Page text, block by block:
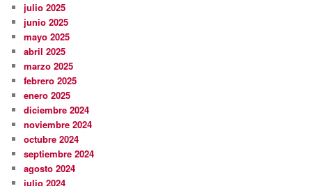
julio 2025
junio 2025
mayo 2025
abril 2025
marzo 2025
febrero 2025
enero 2025
diciembre 2024
noviembre 2024
octubre 2024
septiembre 2024
agosto 2024
julio 2024